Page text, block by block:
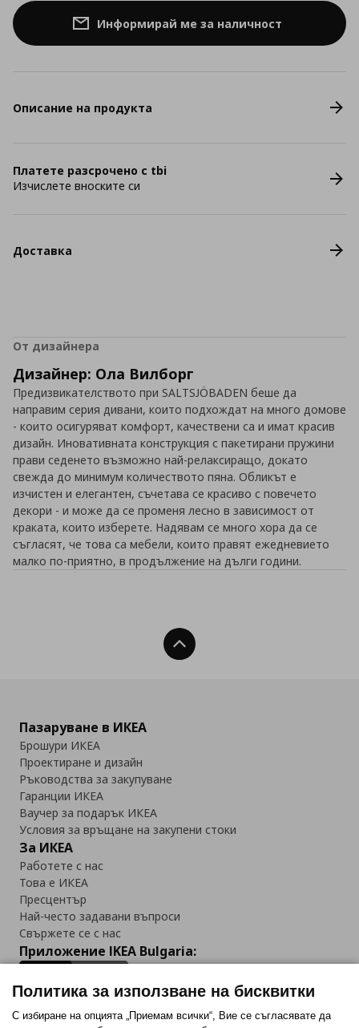
Информирай ме за наличност
Описание на продукта
Платете разсрочено с tbi
Изчислете вноските си
Доставка
От дизайнера
Дизайнер: Ола Вилборг
Предизвикателството при SALTSJÖBADEN беше да
направим серия дивани, които подхождат на много домове
- които осигуряват комфорт, качествени са и имат красив
дизайн. Иновативната конструкция с пакетирани пружини
прави седенето възможно най-релаксиращо, докато
свежда до минимум количеството пяна. Обликът е
изчистен и елегантен, съчетава се красиво с повечето
декори - и може да се променя лесно в зависимост от
краката, които изберете. Надявам се много хора да се
съгласят, че това са мебели, които правят ежедневието
малко по-приятно, в продължение на дълги години.
Нагоре
Пазаруване в ИКЕА
Брошури ИКЕА
Проектиране и дизайн
Ръководства за закупуване
Гаранции ИКЕА
Ваучер за подарък ИКЕА
Условия за връщане на закупени стоки
За ИКЕА
Работете с нас
Това е ИКЕА
Пресцентър
Най-често задавани въпроси
Свържете се с нас
Приложение IKEA Bulgaria:
Политика за използване на бисквитки
С избиране на опцията „Приемам всички“, Вие се съгласявате да